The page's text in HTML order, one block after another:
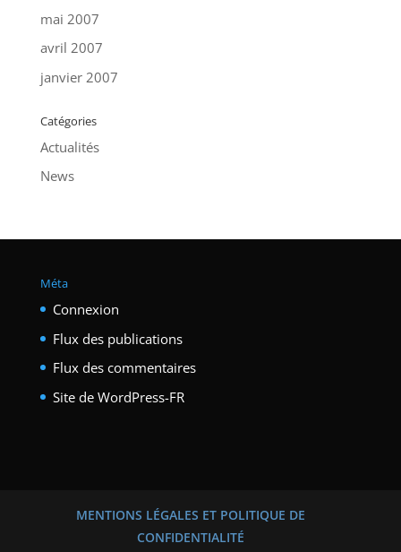
mai 2007
avril 2007
janvier 2007
Catégories
Actualités
News
Méta
Connexion
Flux des publications
Flux des commentaires
Site de WordPress-FR
MENTIONS LÉGALES ET POLITIQUE DE
CONFIDENTIALITÉ